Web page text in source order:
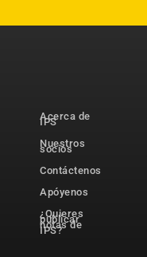
Acerca de
IPS
Nuestros
socios
Contáctenos
Apóyenos
¿Quieres
publicar
notas de
IPS?